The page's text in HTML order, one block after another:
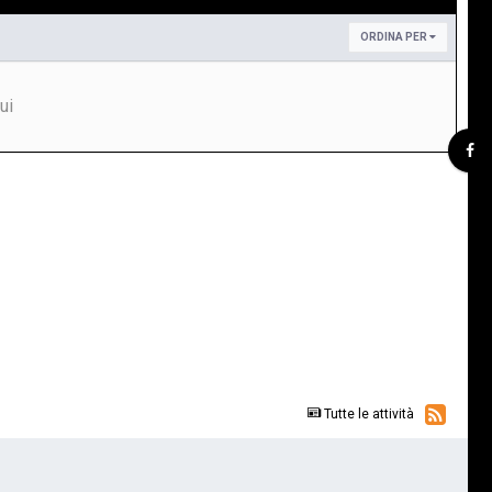
ORDINA PER
Tutte le attività